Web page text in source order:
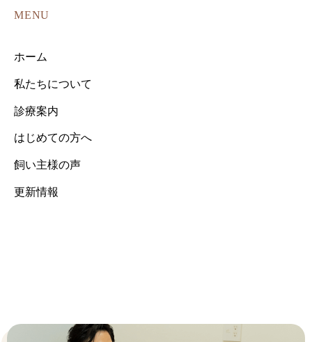
MENU
ホーム
私たちについて
診療案内
はじめての方へ
飼い主様の声
更新情報